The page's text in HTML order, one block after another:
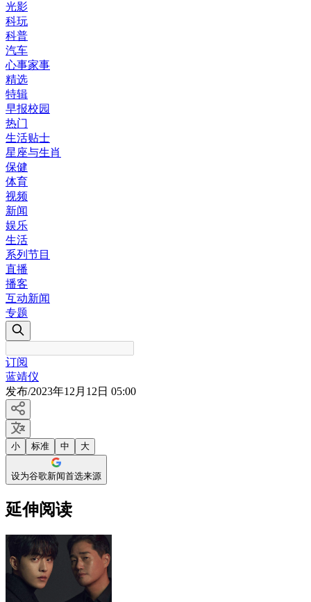
光影
科玩
科普
汽车
心事家事
精选
特辑
早报校园
热门
生活贴士
星座与生肖
保健
体育
视频
新闻
娱乐
生活
系列节目
直播
播客
互动新闻
专题
订阅
蓝靖仪
发布/2023年12月12日 05:00
小 标准 中 大
设为谷歌新闻首选来源
延伸阅读